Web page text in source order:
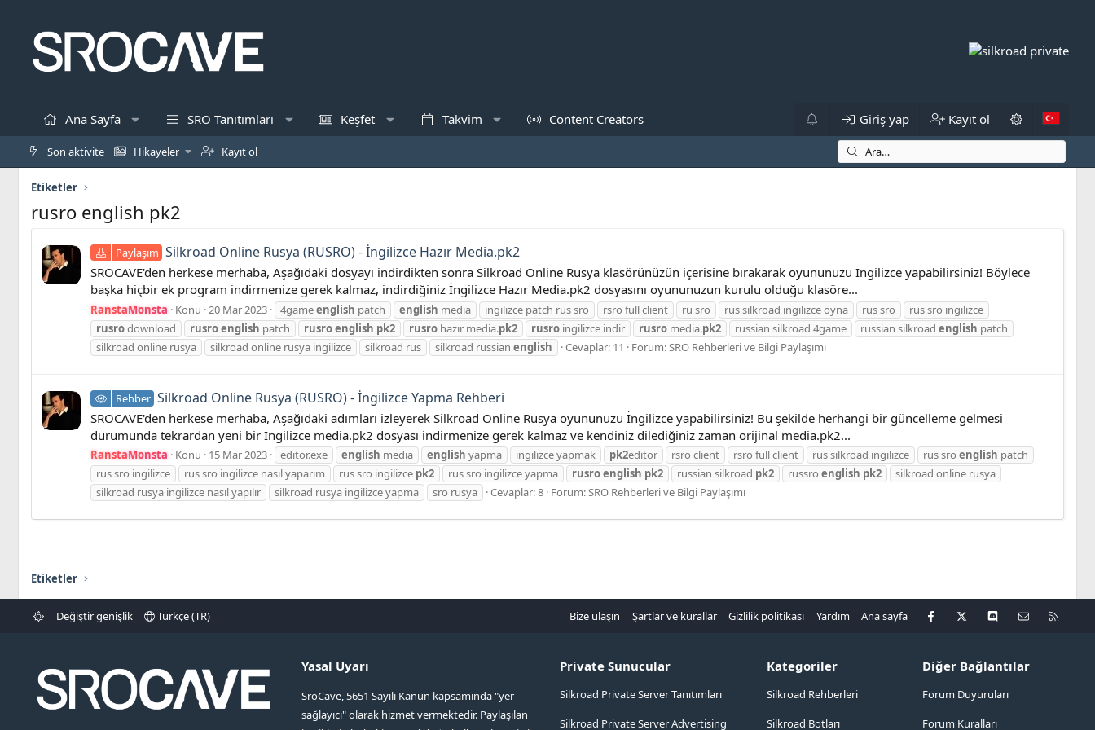
Ana Sayfa SRO Tanıtımları Keşfet Takvim Content Creators Giriş yap Kayıt ol
Son aktivite Hikayeler Kayıt ol
Etiketler
rusro english pk2
Paylaşım Silkroad Online Rusya (RUSRO) - İngilizce Hazır Media.pk2
SROCAVE'den herkese merhaba, Aşağıdaki dosyayı indirdikten sonra Silkroad Online Rusya klasörünüzün içerisine bırakarak oyununuzu İngilizce yapabilirsiniz! Böylece
başka hiçbir ek program indirmenize gerek kalmaz, indirdiğiniz İngilizce Hazır Media.pk2 dosyasını oyununuzun kurulu olduğu klasöre...
RanstaMonsta Konu 20 Mar 2023 4gameenglish patch english media ingilizce patch rus sro rsro full client ru sro rus silkroad ingilizce oyna rus sro
rus sro ingilizce
rusrodownload rusroenglish patch rusroenglish pk2 rusro hazır media.pk2 rusro ingilizce indir rusro media.pk2 russian silkroad 4game russian silkroad english patch
silkroad online rusya
silkroad online rusya ingilizce silkroad rus silkroad russian english Cevaplar: 11 Forum: SRO Rehberleri ve Bilgi Paylaşımı
Rehber Silkroad Online Rusya (RUSRO) - İngilizce Yapma Rehberi
SROCAVE'den herkese merhaba, Aşağıdaki adımları izleyerek Silkroad Online Rusya oyununuzu İngilizce yapabilirsiniz! Bu şekilde herhangi bir güncelleme gelmesi
durumunda tekrardan yeni bir İngilizce media.pk2 dosyası indirmenize gerek kalmaz ve kendiniz dilediğiniz zaman orijinal media.pk2...
RanstaMonsta Konu 15 Mar 2023 editor.exe english media english yapma ingilizce yapmak pk2editor rsro client rsro full client rus silkroad ingilizce rus sro english patch
rus sro ingilizce
rus sro ingilizce nasıl yaparım rus sro ingilizce pk2 rus sro ingilizce yapma rusroenglish pk2 russian silkroad pk2 russro english pk2
silkroad online rusya
silkroad rusya ingilizce nasıl yapılır
silkroad rusya ingilizce yapma sro rusya Cevaplar: 8 Forum:SRO Rehberleri ve Bilgi Paylaşımı
Etiketler
Değiştir genişlik Türkçe (TR) Bize ulaşın Şartlar ve kurallar Gizlilik politikası Yardım Ana sayfa Facebook
X Discord Bize ulaşın
Yasal Uyarı
SroCave, 5651 Sayılı Kanun kapsamında "yer
sağlayıcı" olarak hizmet vermektedir. Paylaşılan
Private Sunucular
Silkroad Private Server Tanıtımları
Silkroad Private Server Advertising
Kategoriler
Silkroad Rehberleri
Silkroad Botları
Diğer Bağlantılar
Forum Duyuruları
Forum Kuralları